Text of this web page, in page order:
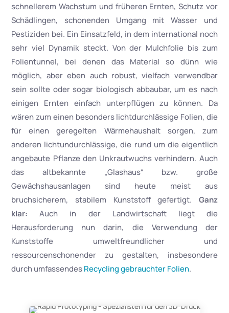
schnellerem Wachstum und früheren Ernten, Schutz vor
Schädlingen, schonenden Umgang mit Wasser und
Pestiziden bei. Ein Einsatzfeld, in dem international noch
sehr viel Dynamik steckt. Von der Mulchfolie bis zum
Folientunnel, bei denen das Material so dünn wie
möglich, aber eben auch robust, vielfach verwendbar
sein sollte oder sogar biologisch abbaubar, um es nach
einigen Ernten einfach unterpflügen zu können. Da
wären zum einen besonders lichtdurchlässige Folien, die
für einen geregelten Wärmehaushalt sorgen, zum
anderen lichtundurchlässige, die rund um die eigentlich
angebaute Pflanze den Unkrautwuchs verhindern. Auch
das altbekannte „Glashaus“ bzw. große
Gewächshausanlagen sind heute meist aus
bruchsicherem, stabilem Kunststoff gefertigt. Ganz
klar: Auch in der Landwirtschaft liegt die
Herausforderung nun darin, die Verwendung der
Kunststoffe umweltfreundlicher und
ressourcenschonender zu gestalten, insbesondere
durch umfassendesRecycling gebrauchter Folien.